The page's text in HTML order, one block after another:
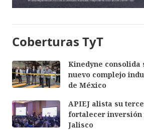
Coberturas TyT
Kinedyne consolida
nuevo complejo
de México
APIEJ alista su
fortalecer
Jalisco